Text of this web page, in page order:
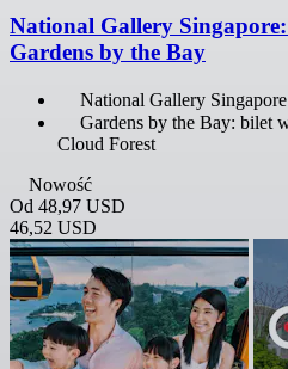
National Gallery Singapore:
Gardens by the Bay
National Gallery
Gardens by the Bay: bilet
Cloud Forest
Nowość
Od 48,97 USD
46,52 USD